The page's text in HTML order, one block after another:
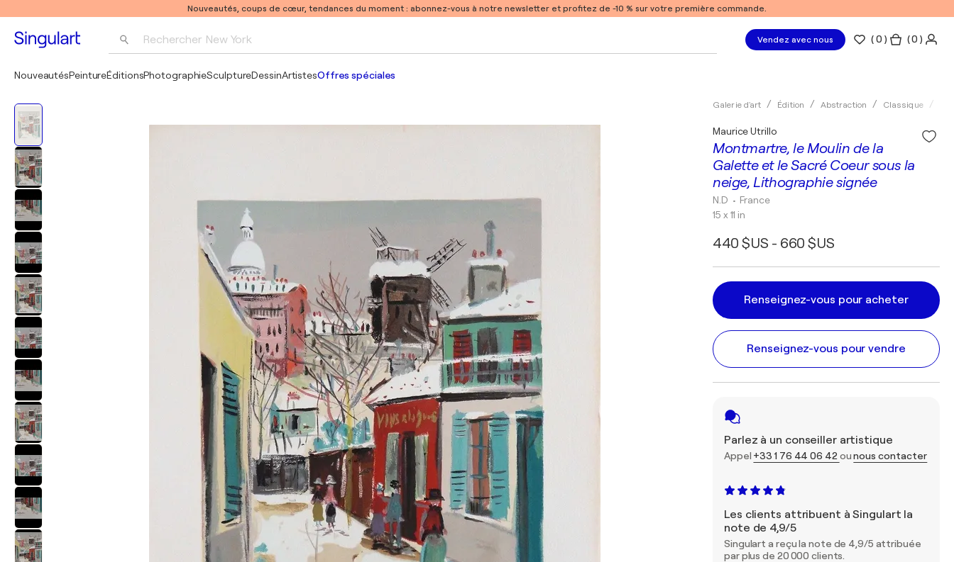
Nouveautés, coups de cœur, tendances du moment : abonnez-vous à notre newsletter et profitez de -10 % sur votre première commande.
Rechercher New York
Pablo Picasso
Vendez avec nous (0 ) ( 0 )
NouveautésPeintureÉditionsPhotographieSculptureDessinArtistesOffres spéciales
Galerie d'art Édition Abstraction Classique
Montmartre, le Moulin de la
Galette et le Sacré Coeur sous la
neige, Lithographie signée
Maurice Utrillo
N.D • France
15 x 11 in
440 $US - 660 $US
Renseignez-vous pour acheter
Renseignez-vous pour vendre
Parlez à un conseiller artistique
Appel +33 1 76 44 06 42 ounous contacter
Les clients attribuent à Singulart la
note de 4,9/5
Singulart a reçu la note de 4,9/5 attribuée
par plus de 20 000 clients.